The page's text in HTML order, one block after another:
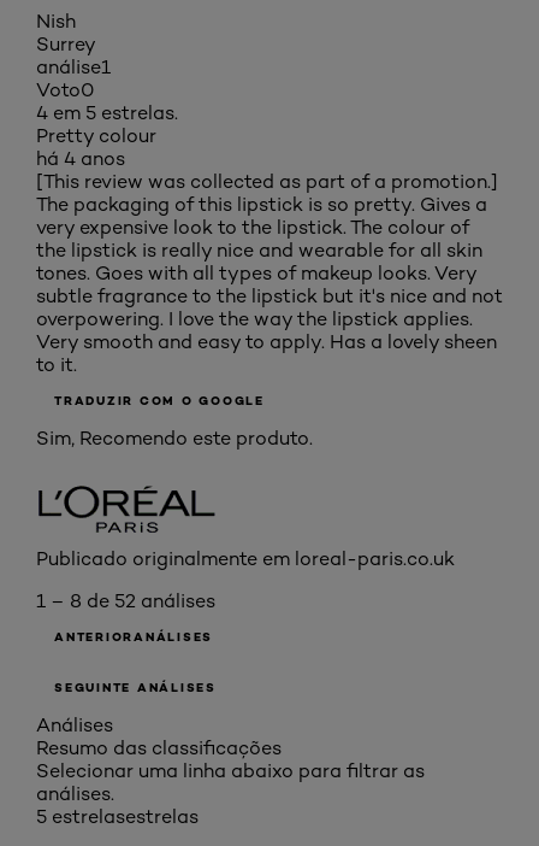
Nish
Surrey
análise1
Voto0
4 em 5 estrelas.
Pretty colour
há 4 anos
[This review was collected as part of a promotion.]
The packaging of this lipstick is so pretty. Gives a
very expensive look to the lipstick. The colour of
the lipstick is really nice and wearable for all skin
tones. Goes with all types of makeup looks. Very
subtle fragrance to the lipstick but it's nice and not
overpowering. I love the way the lipstick applies.
Very smooth and easy to apply. Has a lovely sheen
to it.
TRADUZIR COM O GOOGLE
Sim, Recomendo este produto.
Publicado originalmente em loreal-paris.co.uk
1 – 8 de 52 análises
ANTERIORANÁLISES
SEGUINTE ANÁLISES
Análises
Resumo das classificações
Selecionar uma linha abaixo para filtrar as
análises.
5 estrelasestrelas